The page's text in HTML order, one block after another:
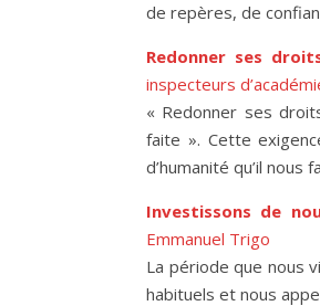
de repères, de
Redonner ses
inspecteurs
« Redonner ses
faite ». Cette
d’humanité qu’il nous
Investissons de
Emmanuel Trigo
La période que nous
habituels et nous